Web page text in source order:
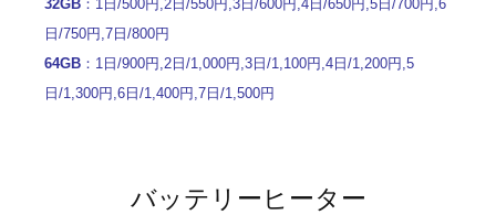
32GB ：1日/500円,2日/550円,3日/600円,4日/650円,5日/700円,6
日/750円,7日/800円
64GB ：1日/900円,2日/1,000円,3日/1,100円,4日/1,200円,5
日/1,300円,6日/1,400円,7日/1,500円
バッテリーヒーター